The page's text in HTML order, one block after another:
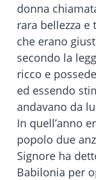
donna
rara bellezza
che erano
secondo la
ricco e
ed essendo
andavano da
In quell’anno
popolo due
Signore ha
Babilonia per